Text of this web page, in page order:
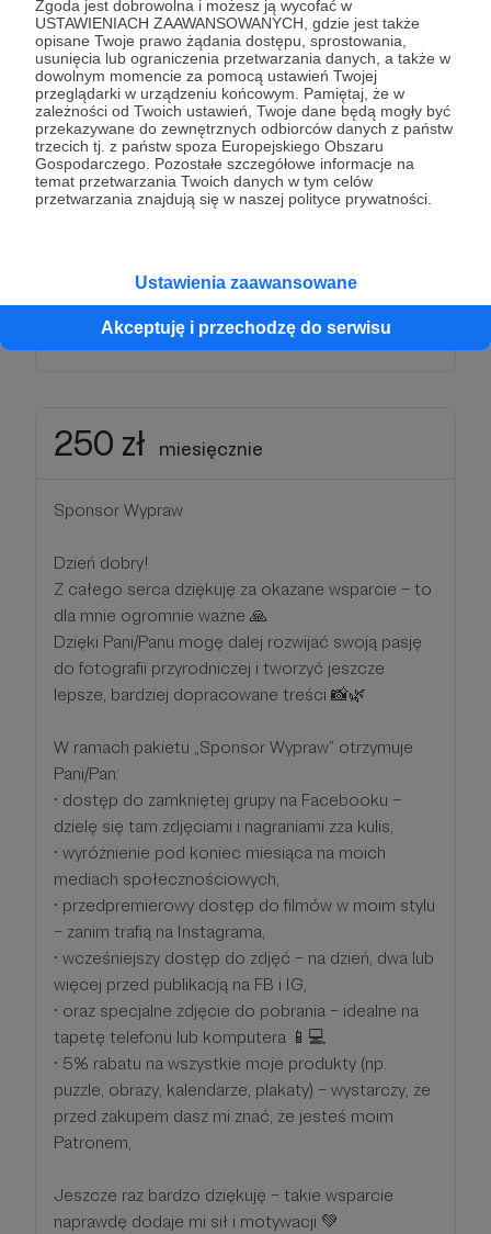
Zgoda jest dobrowolna i możesz ją wycofać w
USTAWIENIACH ZAAWANSOWANYCH, gdzie jest także
opisane Twoje prawo żądania dostępu, sprostowania,
usunięcia lub ograniczenia przetwarzania danych, a także w
dowolnym momencie za pomocą ustawień Twojej
przeglądarki w urządzeniu końcowym. Pamiętaj, że w
zależności od Twoich ustawień, Twoje dane będą mogły być
przekazywane do zewnętrznych odbiorców danych z państw
trzecich tj. z państw spoza Europejskiego Obszaru
Gospodarczego. Pozostałe szczegółowe informacje na
temat przetwarzania Twoich danych w tym celów
przetwarzania znajdują się w naszej polityce prywatności.
Ustawienia zaawansowane
Akceptuję i przechodzę do serwisu
mediach społecznościowych,
• przedpremierowy dostęp do filmów w moim stylu
– zanim trafią na Instagrama,
• wcześniejszy dostęp do zdjęć – na dzień, dwa lub
więcej przed publikacją na Facebooku i
Instagramie,
• oraz specjalne zdjęcie do pobrania – idealne na
tapetę telefonu lub komputera 📱💻
daje mi mnóstwo siły i motywacji do działania 💚
250 zł miesięcznie
Sponsor Wypraw
Dzień dobry!
Z całego serca dziękuję za okazane wsparcie – to
dla mnie ogromnie ważne 🙏
Dzięki Pani/Panu mogę dalej rozwijać swoją pasję
do fotografii przyrodniczej i tworzyć jeszcze
lepsze, bardziej dopracowane treści 📸🌿
W ramach pakietu „Sponsor Wypraw” otrzymuje
Pani/Pan:
• dostęp do zamkniętej grupy na Facebooku –
dzielę się tam zdjęciami i nagraniami zza kulis,
• wyróżnienie pod koniec miesiąca na moich
mediach społecznościowych,
• przedpremierowy dostęp do filmów w moim stylu
– zanim trafią na Instagrama,
• wcześniejszy dostęp do zdjęć – na dzień, dwa lub
więcej przed publikacją na FB i IG,
• oraz specjalne zdjęcie do pobrania – idealne na
tapetę telefonu lub komputera 📱💻
• 5% rabatu na wszystkie moje produkty (np.
puzzle, obrazy, kalendarze, plakaty) – wystarczy, że
przed zakupem dasz mi znać, że jesteś moim
Patronem,
Jeszcze raz bardzo dziękuję – takie wsparcie
naprawdę dodaje mi sił i motywacji 💚